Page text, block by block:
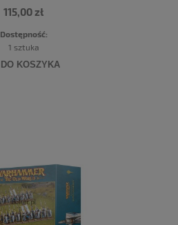
115,00 zł
Dostępność:
1 sztuka
DO KOSZYKA